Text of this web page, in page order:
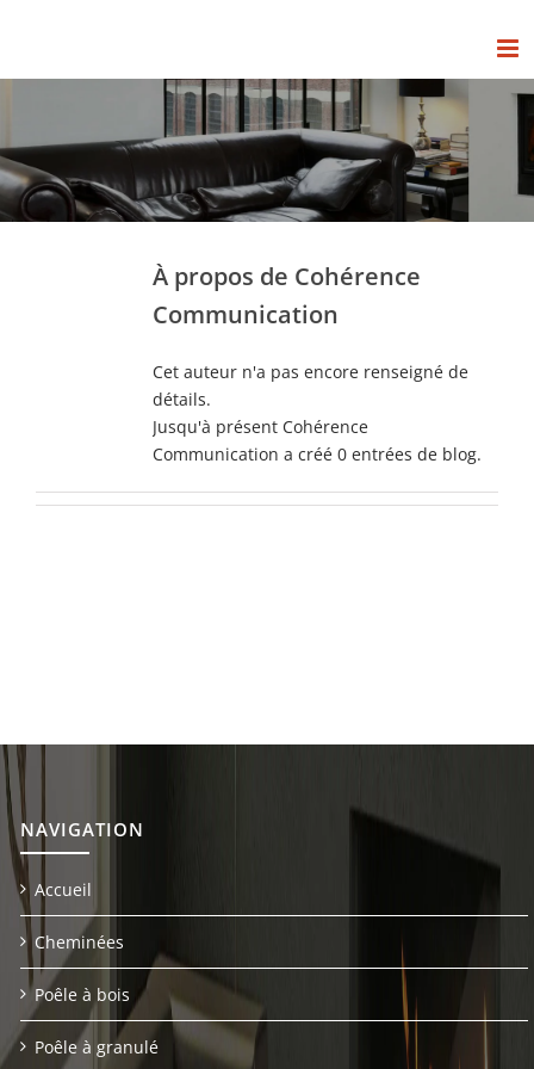
À propos de Cohérence
Communication
Cet auteur n'a pas encore renseigné de
détails.
Jusqu'à présent Cohérence
Communication a créé 0 entrées de blog.
NAVIGATION
Accueil
Cheminées
Poêle à bois
Poêle à granulé